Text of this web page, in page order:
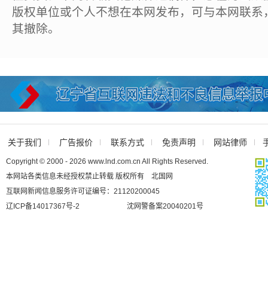
版权单位或个人不想在本网发布，可与本网联
其撤除。
关于我们 广告报价 联系方式 免责声明 网站律师
Copyright © 2000 - 2026 www.lnd.com.cn All Rights Reserved.
本网站各类信息未经授权禁止转载 版权所有 北国网
互联网新闻信息服务许可证编号：21120200045
辽ICP备14017367号-2
沈网警备案20040201号